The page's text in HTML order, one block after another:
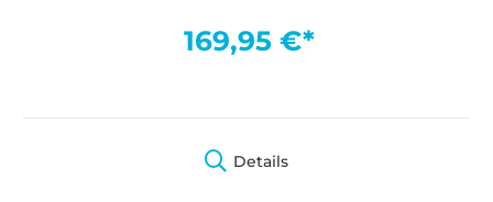
169,95 €*
Details